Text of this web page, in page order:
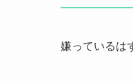
嫌っているは